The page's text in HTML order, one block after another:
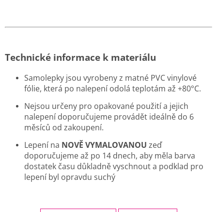
Technické informace k materiálu
Samolepky jsou vyrobeny z matné PVC vinylové
fólie, která po nalepení odolá teplotám až +80°C.
Nejsou určeny pro opakované použití a jejich
nalepení doporučujeme provádět ideálně do 6
měsíců od zakoupení.
Lepení na NOVĚ VYMALOVANOU zeď
doporučujeme až po 14 dnech, aby měla barva
dostatek času důkladně vyschnout a podklad pro
lepení byl opravdu suchý